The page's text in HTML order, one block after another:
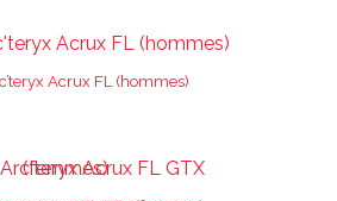
Acrux FL (hommes)